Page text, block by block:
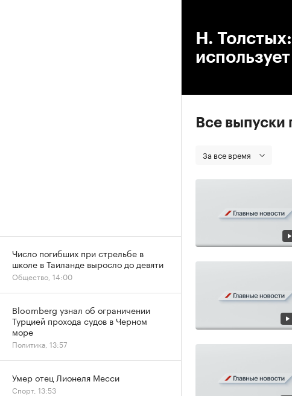
Н.
Все
За все время
Число погибших при стрельбе в
школе в Таиланде выросло до девяти
Общество, 14:00
Bloomberg узнал об ограничении
Турцией прохода судов в Черном
море
Политика, 13:57
Умер отец Лионеля Месси
Спорт, 13:53